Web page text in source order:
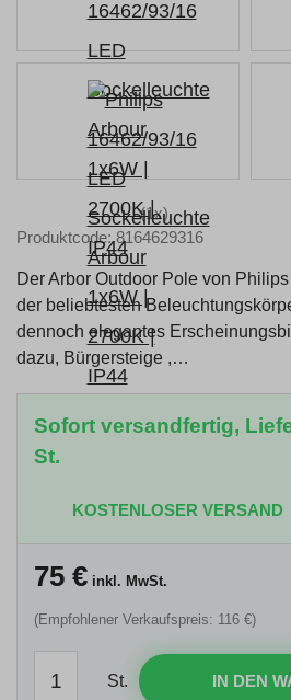
(1x)
Produktcode: 8164629316
Der Arbor Outdoor Pole von
der beliebtesten
dennoch elegantes
dazu, Bürgersteige ,…
Sofort versandfertig,
St.
KOSTENLOSER VERSAND
75 € inkl. MwSt.
(Empfohlener Verkaufspreis: 116 €)
St. IN DEN